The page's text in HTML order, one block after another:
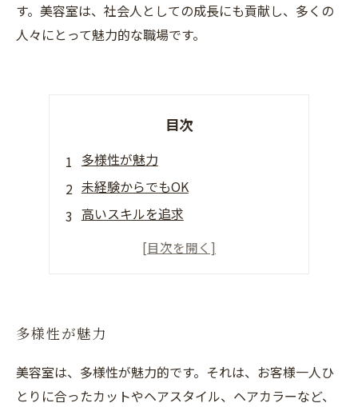
す。美容室は、社会人としての成長にも貢献し、多くの
人々にとって魅力的な職場です。
目次
多様性が魅力
未経験からでもOK
高いスキルを追求
多角的なキャリアパス
多様性が魅力
美容室は、多様性が魅力的です。それは、お客様一人ひ
とりに合ったカットやヘアスタイル、ヘアカラーなど、